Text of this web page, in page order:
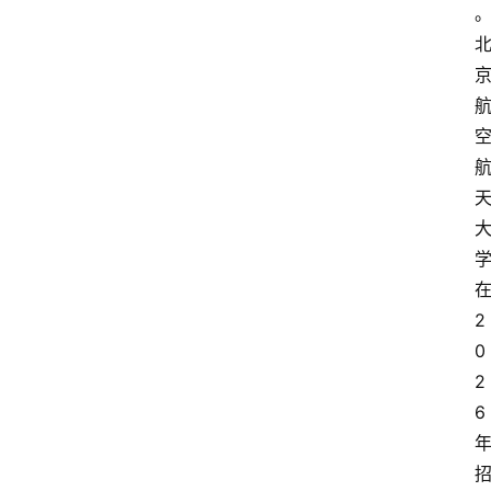
。
北
京
航
空
航
天
大
学
在
2
0
2
6
年
招